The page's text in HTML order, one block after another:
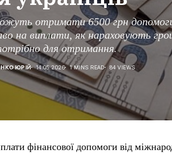
отримати 6500 грн
на виплати, як нараховують
для отримання.
ЮРІЙ 14.05.2026 1 MINS READ 84 VIEWS
фінансової допомоги від